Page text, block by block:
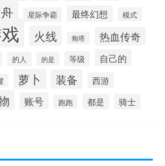
星际争霸 最终幻想 模式
火线 炮塔 热血传奇
的人 的是 等级 自己的
萝卜 装备 西游
账号 跑跑 都是 骑士